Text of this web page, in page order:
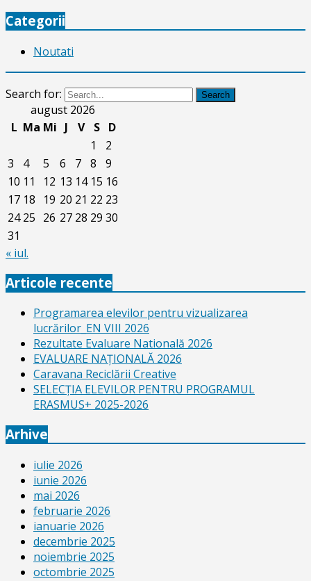
Categorii
Noutati
Search for: Search
august 2026
L Ma Mi J V S
D
1
2
3
4 5 6 7 8
9
10 11 12 13 14 15 16
17 18 19 20 21 22 23
24 25 26 27 28 29 30
31
« iul.
Articole recente
Programarea elevilor pentru vizualizarea
lucrărilor_EN VIII 2026
Rezultate Evaluare Natională 2026
EVALUARE NAŢIONALĂ 2026
Caravana Reciclării Creative
SELECŢIA ELEVILOR PENTRU PROGRAMUL
ERASMUS+ 2025-2026
Arhive
iulie 2026
iunie 2026
mai 2026
februarie 2026
ianuarie 2026
decembrie 2025
noiembrie 2025
octombrie 2025